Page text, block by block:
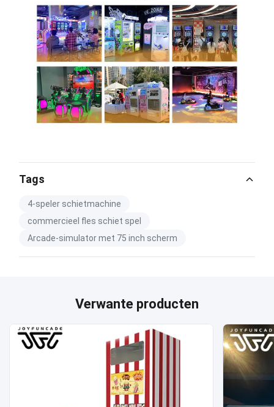
Tags
4-speler schietmachine
commercieel fles schiet spel
Arcade-simulator met 75 inch scherm
Verwante producten